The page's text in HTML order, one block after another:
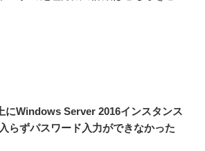
にWindows Server 2016インスタンス
らずパスワード入力ができなかった